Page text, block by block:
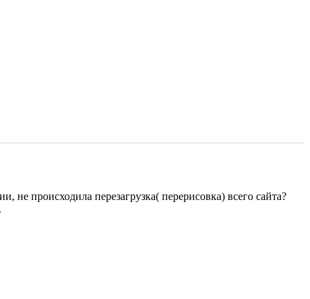
не происходила перезагрузка( перерисовка) всего сайта?